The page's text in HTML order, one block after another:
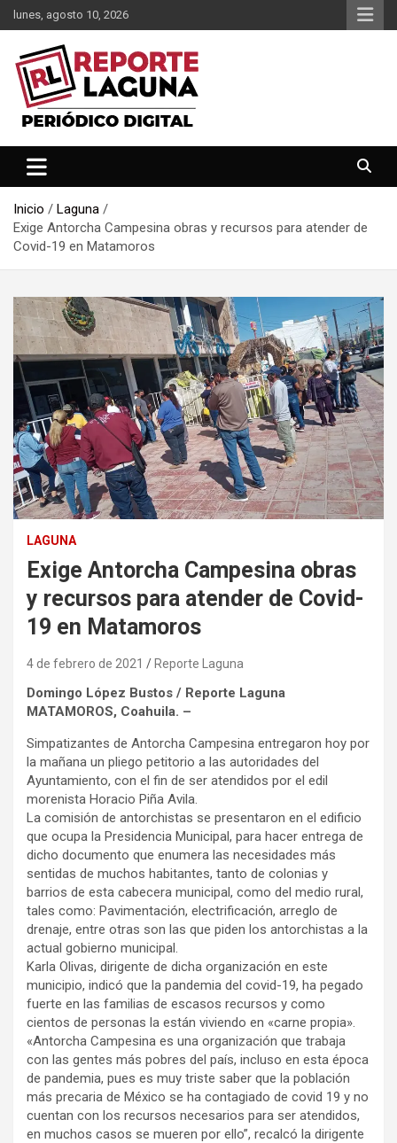
Saltar
al
contenido
lunes, agosto 10, 2026
Reporte Laguna
Inicio
Laguna
Exige Antorcha Campesina obras y recursos para atender de
Covid-19 en Matamoros
LAGUNA
Exige Antorcha Campesina obras
y recursos para atender de Covid-
19 en Matamoros
4 de febrero de 2021 Reporte Laguna
Domingo López Bustos / Reporte Laguna
MATAMOROS, Coahuila. –
Simpatizantes de Antorcha Campesina entregaron hoy por
la mañana un pliego petitorio a las autoridades del
Ayuntamiento, con el fin de ser atendidos por el edil
morenista Horacio Piña Avila.
La comisión de antorchistas se presentaron en el edificio
que ocupa la Presidencia Municipal, para hacer entrega de
dicho documento que enumera las necesidades más
sentidas de muchos habitantes, tanto de colonias y
barrios de esta cabecera municipal, como del medio rural,
tales como: Pavimentación, electrificación, arreglo de
drenaje, entre otras son las que piden los antorchistas a la
actual gobierno municipal.
Karla Olivas, dirigente de dicha organización en este
municipio, indicó que la pandemia del covid-19, ha pegado
fuerte en las familias de escasos recursos y como
cientos de personas la están viviendo en «carne propia».
«Antorcha Campesina es una organización que trabaja
con las gentes más pobres del país, incluso en esta época
de pandemia, pues es muy triste saber que la población
más precaria de México se ha contagiado de covid 19 y no
cuentan con los recursos necesarios para ser atendidos,
en muchos casos se mueren por ello”, recalcó la dirigente